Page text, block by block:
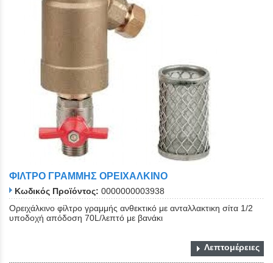
ΦΙΛΤΡΟ ΓΡΑΜΜΗΣ ΟΡΕΙΧΑΛΚΙΝΟ
Κωδικός Προϊόντος: 0000000003938
Ορειχάλκινο φίλτρο γραμμής ανθεκτικό με ανταλλακτικη σίτα 1/2
υποδοχή απόδοση 70L/λεπτό με βανάκι
Λεπτομέρειες